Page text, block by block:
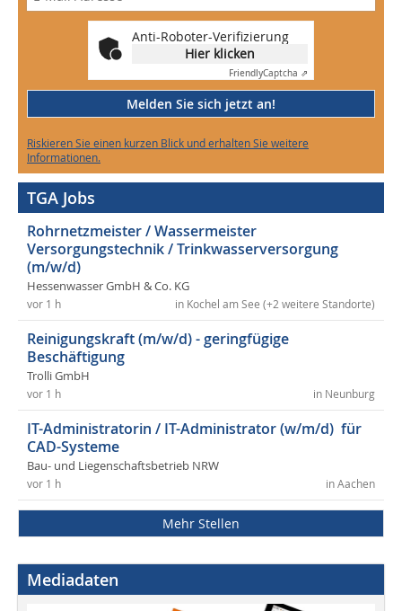
Anti-Roboter-Verifizierung
Hier klicken
FriendlyCaptcha ⇗
Melden Sie sich jetzt an!
Riskieren Sie einen kurzen Blick und erhalten Sie weitere
Informationen.
TGA Jobs
Rohrnetzmeister / Wassermeister
Versorgungstechnik / Trinkwasserversorgung
(m/w/d)
Hessenwasser GmbH & Co. KG
in Kochel am See (+2 weitere Standorte)
vor 1 h
Reinigungskraft (m/w/d) - geringfügige
Beschäftigung
Trolli GmbH
in Neunburg
vor 1 h
IT-Administratorin / IT-Administrator (w/m/d) für
CAD-Systeme
Bau- und Liegenschaftsbetrieb NRW
in Aachen
vor 1 h
Mehr Stellen
Mediadaten